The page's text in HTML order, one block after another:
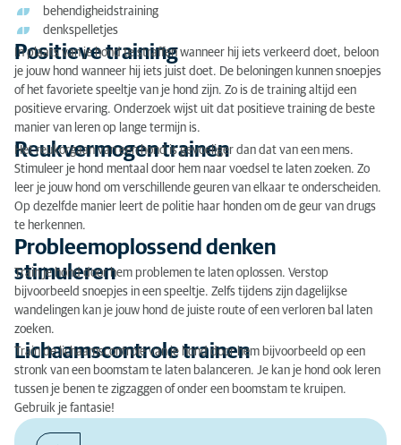
Lichaamscontrole trainen
behendigheidstraining
denkspelletjes
Positieve training
In plaats van je hond te straffen wanneer hij iets verkeerd doet, beloon
je jouw hond wanneer hij iets juist doet. De beloningen kunnen snoepjes
of het favoriete speeltje van je hond zijn. Zo is de training altijd een
positieve ervaring. Onderzoek wijst uit dat positieve training de beste
manier van leren op lange termijn is.
Reukvermogen trainen
Het reukorgaan van een hond is gevoeliger dan dat van een mens.
Stimuleer je hond mentaal door hem naar voedsel te laten zoeken. Zo
leer je jouw hond om verschillende geuren van elkaar te onderscheiden.
Op dezelfde manier leert de politie haar honden om de geur van drugs
te herkennen.
Probleemoplossend denken
stimuleren
Train je hond door hem problemen te laten oplossen. Verstop
bijvoorbeeld snoepjes in een speeltje. Zelfs tijdens zijn dagelijkse
wandelingen kan je jouw hond de juiste route of een verloren bal laten
zoeken.
Lichaamscontrole trainen
Train de lichaamscontrole van je hond door hem bijvoorbeeld op een
stronk van een boomstam te laten balanceren. Je kan je hond ook leren
tussen je benen te zigzaggen of onder een boomstam te kruipen.
Gebruik je fantasie!